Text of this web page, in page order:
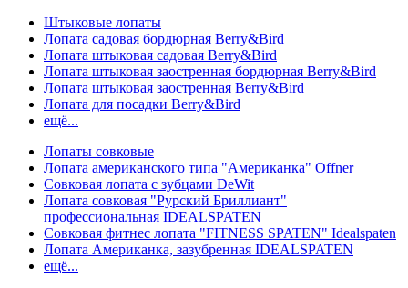
Штыковые лопаты
Лопата садовая бордюрная Berry&Bird
Лопата штыковая садовая Berry&Bird
Лопата штыковая заостренная бордюрная Berry&Bird
Лопата штыковая заостренная Berry&Bird
Лопата для посадки Berry&Bird
ещё...
Лопаты совковые
Лопата американского типа "Американка" Offner
Совковая лопата с зубцами DeWit
Лопата совковая "Рурский Бриллиант"
профессиональная IDEALSPATEN
Совковая фитнес лопата "FITNESS SPATEN" Idealspaten
Лопата Американка, зазубренная IDEALSPATEN
ещё...